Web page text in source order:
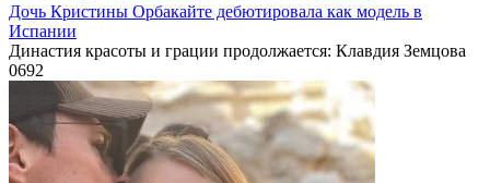
Дочь Кристины Орбакайте дебютировала как модель в
Испании
Династия красоты и грации продолжается: Клавдия Земцова
0692